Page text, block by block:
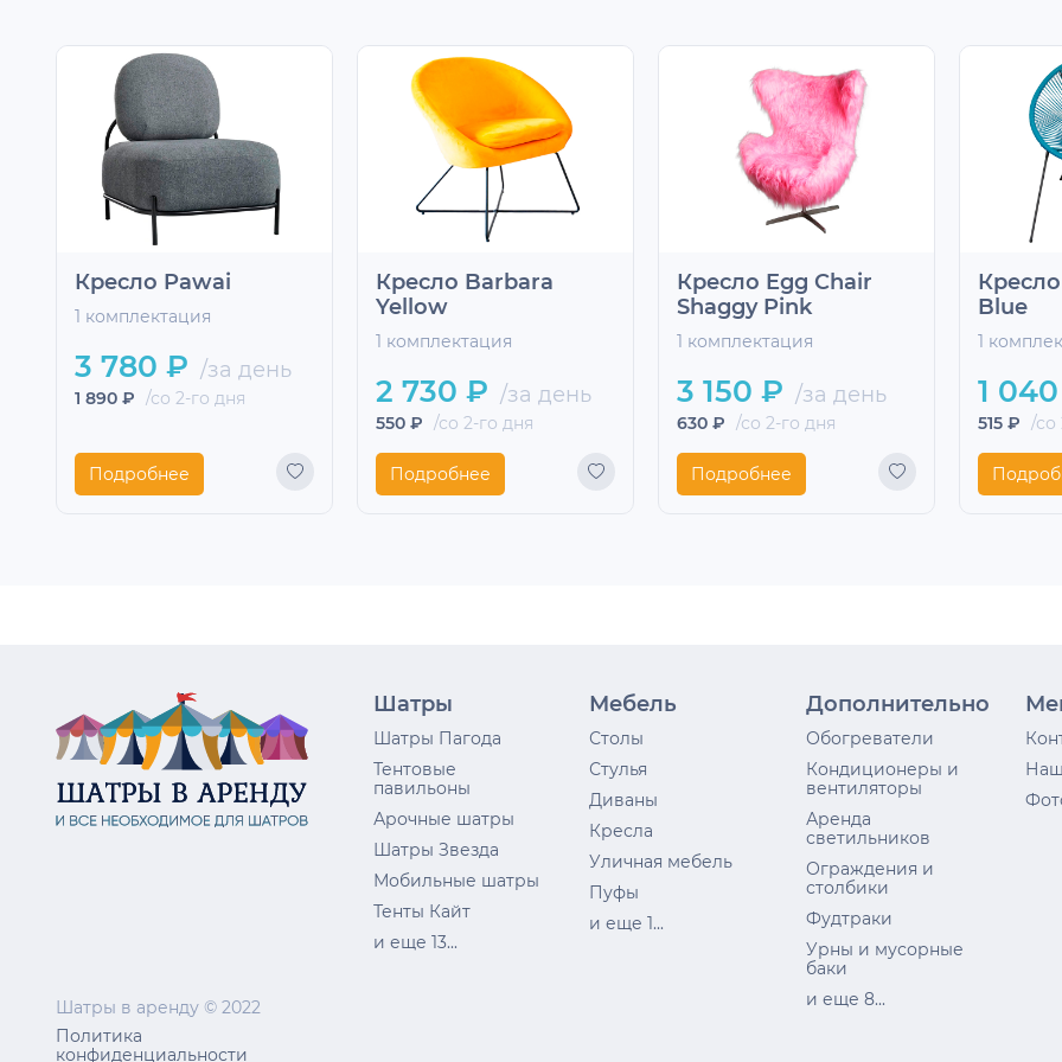
Кресло Pawai
1 комплектация
3 780 ₽ /за день
1 890 ₽ /со 2-го дня
Подробнее
Кресло Barbara
Yellow
1 комплектация
2 730 ₽ /за день
550 ₽ /со 2-го дня
Подробнее
Кресло Egg Chair
Shaggy Pink
1 комплектация
3 150 ₽ /за день
630 ₽ /со 2-го дня
Подробнее
Blue
1
1
515 ₽ /со
Шатры в аренду © 2022
Политика
конфиденциальности
Шатры
Шатры Пагода
Тентовые
павильоны
Арочные шатры
Шатры Звезда
Мобильные шатры
Тенты Кайт
и еще 13...
Мебель
Столы
Стулья
Диваны
Кресла
Уличная мебель
Пуфы
и еще 1...
Дополнительно
Обогреватели
Кондиционеры и
вентиляторы
Аренда
светильников
Ограждения и
столбики
Фудтраки
Урны и мусорные
баки
и еще 8...